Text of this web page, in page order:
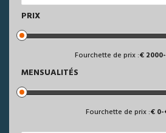
PRIX
Fourchette de prix : 2000-
MENSUALITÉS
Fourchette de prix : 0-